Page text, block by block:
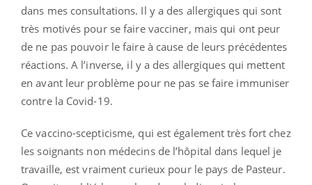
dans mes consultations. Il y a des allergiques qui sont
très motivés pour se faire vacciner, mais qui ont peur
de ne pas pouvoir le faire à cause de leurs précédentes
réactions. A l’inverse, il y a des allergiques qui mettent
en avant leur problème pour ne pas se faire immuniser
contre la Covid-19.
Ce vaccino-scepticisme, qui est également très fort chez
les soignants non médecins de l’hôpital dans lequel je
travaille, est vraiment curieux pour le pays de Pasteur.